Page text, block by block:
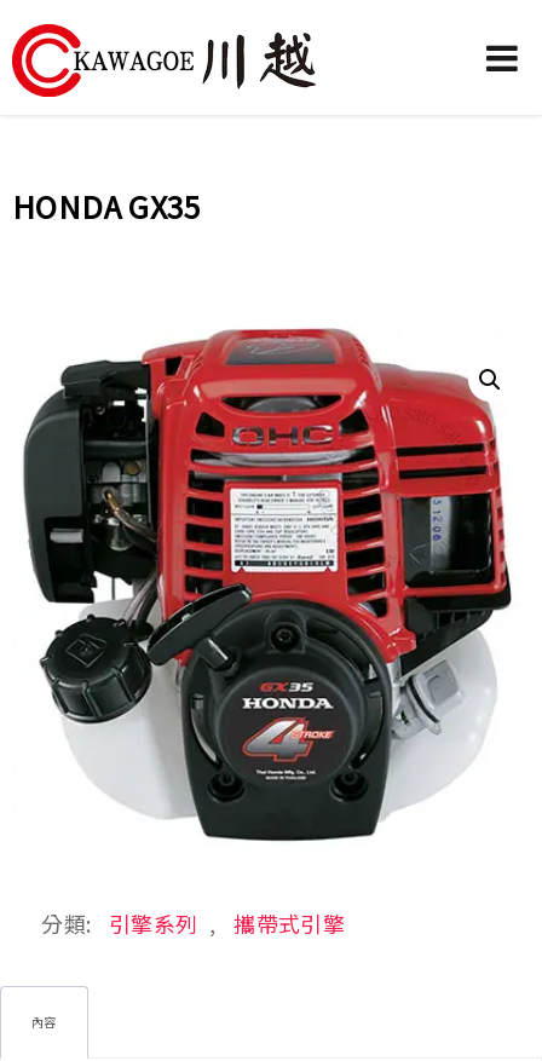
農
業
有
限
公
司
HONDA GX35
分類: 引擎系列 , 攜帶式引擎
內容